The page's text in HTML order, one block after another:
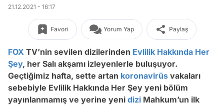
21.12.2021 - 16:17
Favori Yorum Yap Paylaş
FOX TV’nin sevilen dizilerinden Evlilik Hakkında Her
Şey, her Salı akşamı izleyenlerle buluşuyor.
Geçtiğimiz hafta, sette artan koronavirüs vakaları
sebebiyle Evlilik Hakkında Her Şey yeni bölüm
yayınlanmamış ve yerine yeni dizi Mahkum’un ilk